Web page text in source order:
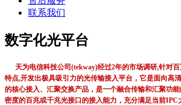
联系我们
数字化光平台
天为电信科技公司(tekway)经过2年的市场调研,针对
特点,开发出极具吸引力的光传输接入平台，它是面向高
的核心接入、汇聚交换产品，是一个融合传输和汇聚功
密度的百兆或千兆光接口的接入能力，充分满足当前IPC